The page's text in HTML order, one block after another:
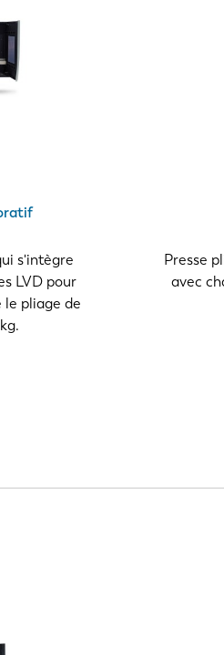
par machine et par jour
s'intègre
LVD pour
pliage de
Presse
avec